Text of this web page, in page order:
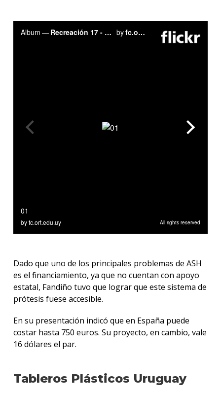
Dado que uno de los principales problemas de ASH
es el financiamiento, ya que no cuentan con apoyo
estatal, Fandiño tuvo que lograr que este sistema de
prótesis fuese accesible.
En su presentación indicó que en España puede
costar hasta 750 euros. Su proyecto, en cambio, vale
16 dólares el par.
Tableros Plásticos Uruguay